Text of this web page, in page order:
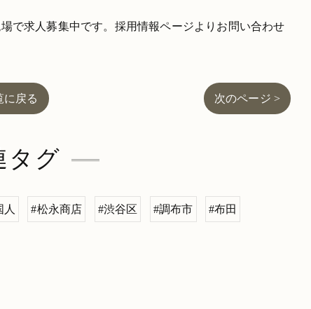
で求人募集中です。採用情報ページよりお問い合わせ
に戻る 次のページ >
タグ
人 #松永商店 #渋谷区 #調布市 #布田